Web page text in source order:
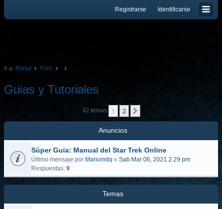
Identificarse
Registrarse
Ir a: Portal Foro
Gui­as y Tutoriales
42 temas 1 2
Anuncios
Súper Gui­a: Manual del Star Trek Online
Último mensaje por Mariomdq « Sab Mar 06, 2021 2:29 pm
Respuestas: 9
Temas